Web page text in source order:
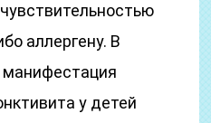
аллергену. В
манифестация
у детей